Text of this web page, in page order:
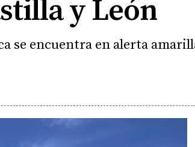
y León
se encuentra en alerta